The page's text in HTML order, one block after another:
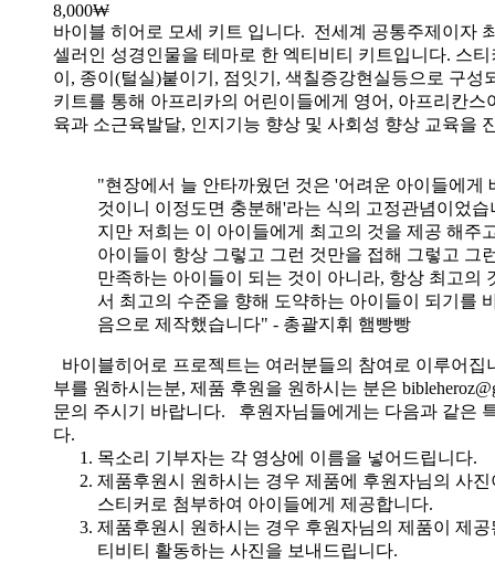
8,000₩
바이블 히어로 모세 키트 입니다. 전세계 공통주제이자
셀러인 성경인물을 테마로 한 엑티비티 키트입니다. 스
이, 종이(털실)붙이기, 점잇기, 색칠증강현실등으로 구성
키트를 통해 아프리카의 어린이들에게 영어, 아프리칸스
육과 소근육발달, 인지기능 향상 및 사회성 향상 교육을
"현장에서 늘 안타까웠던 것은 '어려운 아이들에게
것이니 이정도면 충분해'라는 식의 고정관념이었습
지만 저희는 이 아이들에게 최고의 것을 제공 해주
아이들이 항상 그렇고 그런 것만을 접해 그렇고 그
만족하는 아이들이 되는 것이 아니라, 항상 최고의
서 최고의 수준을 향해 도약하는 아이들이 되기를
음으로 제작했습니다" - 총괄지휘 햄빵빵
바이블히어로 프로젝트는 여러분들의 참여로 이루어집
부를 원하시는분, 제품 후원을 원하시는 분은
문의 주시기 바랍니다. 후원자님들에게는 다음과 같은
다.
목소리 기부자는 각 영상에 이름을 넣어드립니다.
제품후원시 원하시는 경우 제품에 후원자님의 사
스티커로 첨부하여 아이들에게 제공합니다.
제품후원시 원하시는 경우 후원자님의 제품이 제
티비티 활동하는 사진을 보내드립니다.